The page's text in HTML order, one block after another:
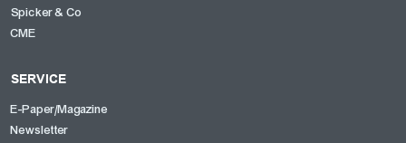
Spicker & Co
CME
SERVICE
E-Paper/Magazine
Newsletter